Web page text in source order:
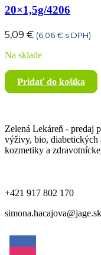
20×1,5g/4206
5,09 € (6,06€ s DPH)
Na sklade
Pridať do košíka
Zelená Lekáreň - predaj
výživy, bio, diabetických
kozmetiky a
+421 917 802 170
simona.hacajova@jage.sk